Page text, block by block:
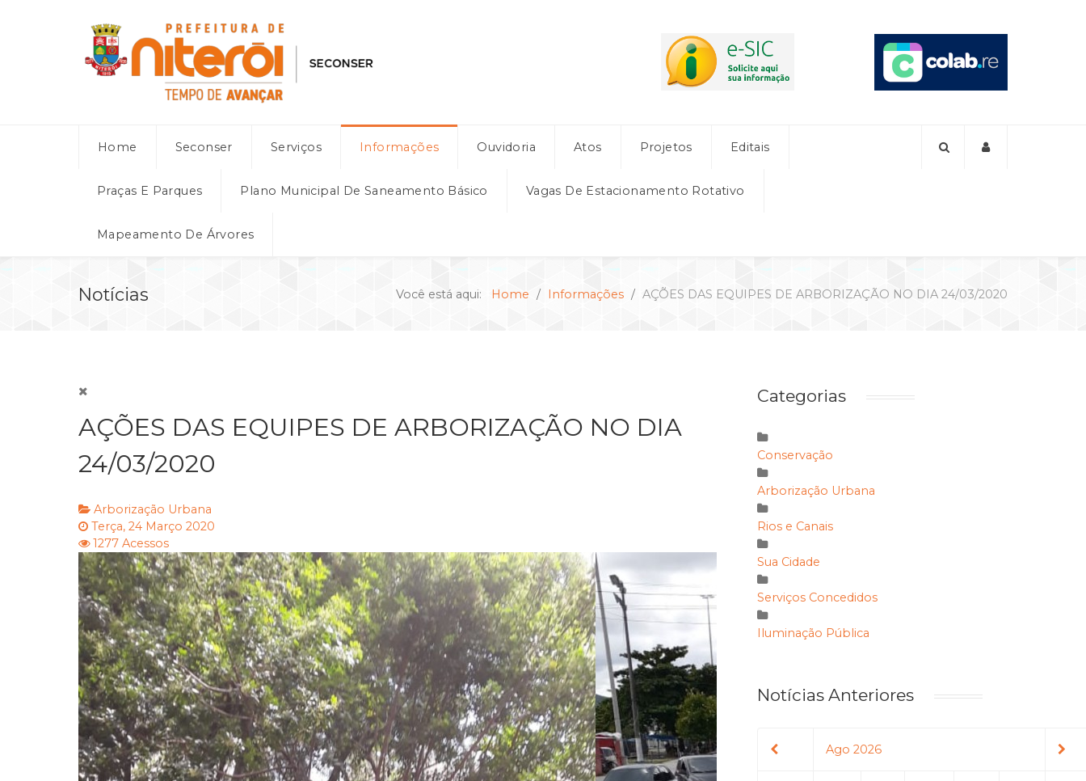
Home Seconser Serviços Informações Ouvidoria Atos Projetos Editais
Praças E Parques Plano Municipal De Saneamento Básico Vagas De Estacionamento Rotativo
Mapeamento De Árvores
Notícias Você está aqui: Home Informações AÇÕES DAS EQUIPES DE ARBORIZAÇÃO NO DIA 24/03/2020
AÇÕES DAS EQUIPES DE ARBORIZAÇÃO NO DIA
24/03/2020
Arborização Urbana
Terça, 24 Março 2020
1277 Acessos
Categorias
Conservação
Arborização Urbana
Rios e Canais
Sua Cidade
Serviços Concedidos
Iluminação Pública
Notícias Anteriores
Ago 2026